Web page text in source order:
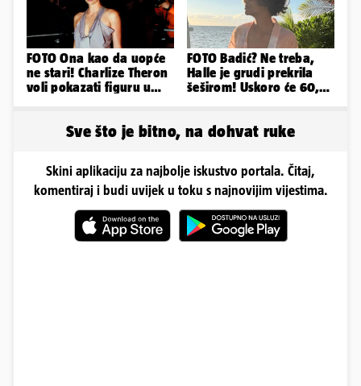
FOTO Ona kao da uopće
ne stari! Charlize Theron
voli pokazati figuru u
FOTO Badić? Ne treba,
Halle je grudi prekrila
šeširom! Uskoro će 60,
Sve što je bitno, na dohvat ruke
Skini aplikaciju za najbolje iskustvo portala. Čitaj,
komentiraj i budi uvijek u toku s najnovijim vijestima.